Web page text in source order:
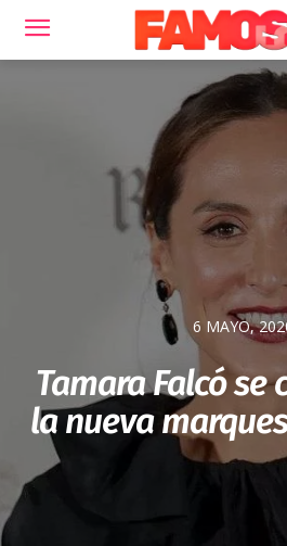
6 MAYO,
Tamara Falcó se
la nueva